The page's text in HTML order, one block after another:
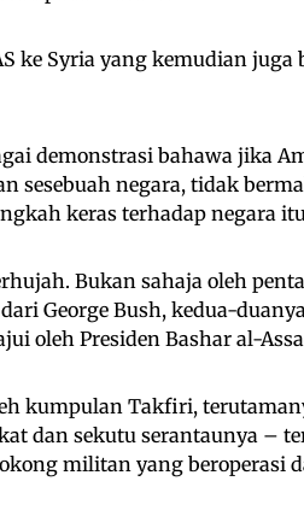
ke Syria yang kemudian juga
demonstrasi bahawa jika
sesebuah negara, tidak
keras terhadap negara itu
Bukan sahaja oleh
George Bush, kedua-
oleh Presiden Bashar al-
kumpulan Takfiri,
dan sekutu serantaunya –
militan yang beroperasi